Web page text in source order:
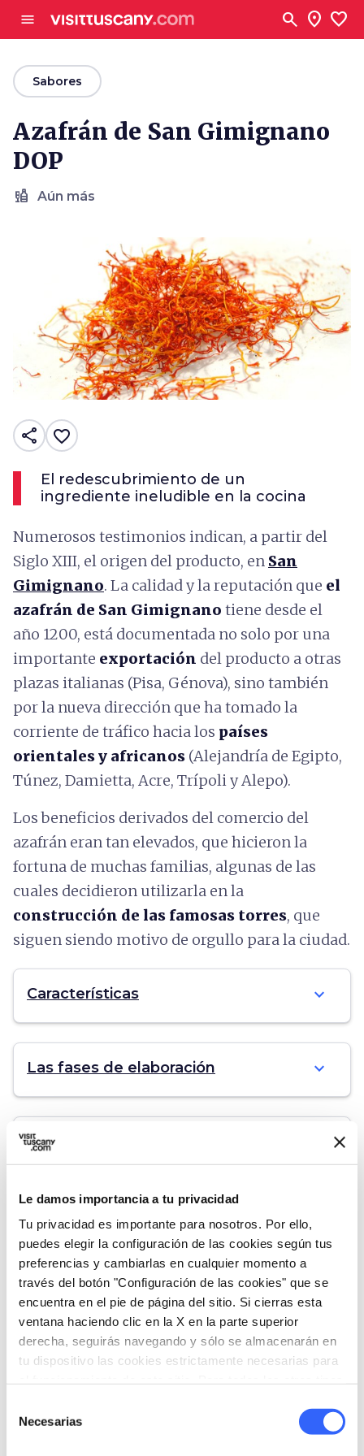
Le damos importancia a tu privacidad
Tu privacidad es importante para nosotros. Por ello,
puedes elegir la configuración de las cookies según tus
preferencias y cambiarlas en cualquier momento a
través del botón "Configuración de las cookies" que se
encuentra en el pie de página del sitio. Si cierras esta
ventana haciendo clic en la X en la parte superior
derecha, seguirás navegando y sólo se almacenarán en
tu dispositivo las cookies estrictamente necesarias para
Necesarias
menu search location_on favorite
arrow_backSabores
Azafrán de San Gimignano
DOP
liquor Aún más
share favorite_border
El redescubrimiento de un
ingrediente ineludible en la cocina
Numerosos testimonios indican, a partir del
Siglo XIII, el origen del producto, en San
Gimignano. La calidad y la reputación que el
azafrán de San Gimignano tiene desde el
año 1200, está documentada no solo por una
importante exportación del producto a otras
plazas italianas (Pisa, Génova), sino también
por la nueva dirección que ha tomado la
corriente de tráfico hacia los países
orientales y africanos (Alejandría de Egipto,
Túnez, Damietta, Acre, Trípoli y Alepo).
Los beneficios derivados del comercio del
azafrán eran tan elevados, que hicieron la
fortuna de muchas familias, algunas de las
cuales decidieron utilizarla en la
construcción de las famosas torres, que
siguen siendo motivo de orgullo para la ciudad.
Características expand_more
Las fases de elaboración expand_more
Gastronomía
category
Categoría
Aún más
place
Origen
San Gimignano
stars
Denominación
DOP
home